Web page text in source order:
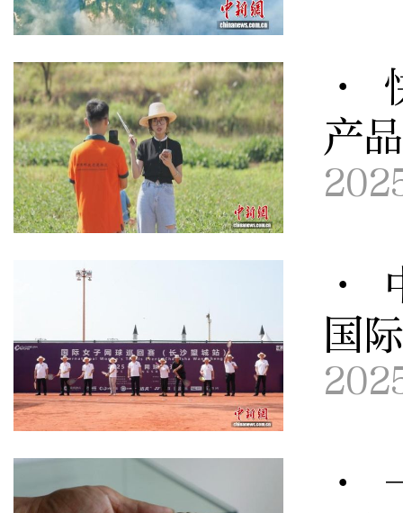
·
产
·
国
·